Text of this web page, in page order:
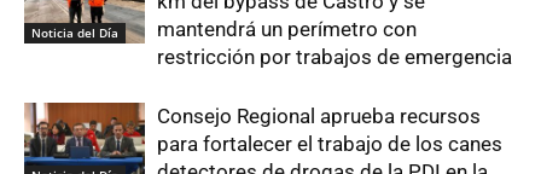
Noticia del Día
mantendrá un perímetro con
restricción por trabajos de emergencia
Consejo Regional aprueba recursos
para fortalecer el trabajo de los canes